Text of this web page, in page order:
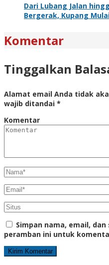
Dari Lubang Jalan
Bergerak, Kupang
Komentar
Tinggalkan
Alamat email Anda tidak
wajib ditandai *
Komentar
Simpan nama, email,
peramban ini untuk